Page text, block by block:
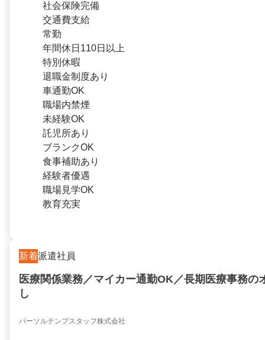
社会保険完備
交通費支給
常勤
年間休日110日以上
特別休暇
退職金制度あり
車通勤OK
職場内禁煙
未経験OK
託児所あり
ブランクOK
食事補助あり
経験者優遇
職場見学OK
教育充実
新着派遣社員
医療関係業務／マイカー通勤OK／長期医療事務の
し
パーソルテンプスタッフ株式会社